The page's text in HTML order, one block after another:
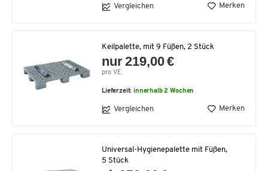
Vergleichen Merken
Keilpalette, mit 9 Füßen, 2 Stück
nur 219,00 €
pro VE
Lieferzeit:innerhalb 2 Wochen
Vergleichen Merken
Universal-Hygienepalette mit Füßen,
5 Stück